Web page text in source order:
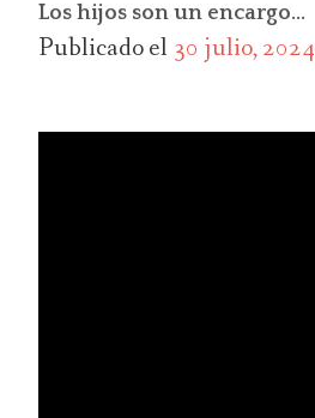
Los hijos son un encargo…
Publicado el 30 julio, 2024